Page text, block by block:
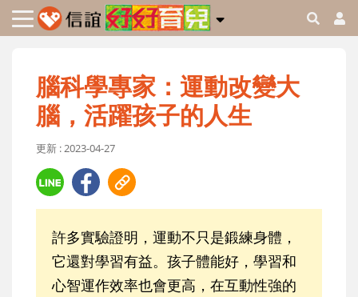
腦科學專家：運動改變大
腦，活躍孩子的人生
更新 : 2023-04-27
許多實驗證明，運動不只是鍛練身體，
它還對學習有益。孩子體能好，學習和
心智運作效率也會更高，在互動性強的